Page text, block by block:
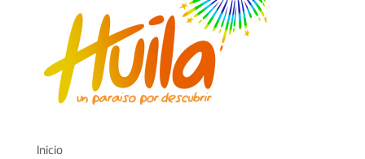
Inicio